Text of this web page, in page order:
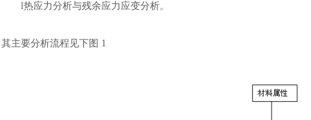
l热应力分析与残余应力应变分析。
其主要分析流程见下图 1